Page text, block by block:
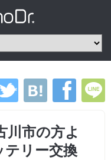
川市の方よ
リー交換